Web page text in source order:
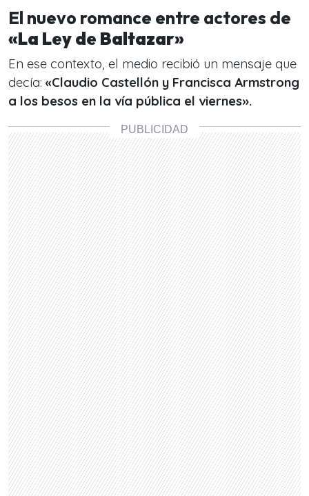
El nuevo romance entre actores de
«La Ley de Baltazar»
En ese contexto, el medio recibió un mensaje que
decía: «Claudio Castellón y Francisca Armstrong
a los besos en la vía pública el viernes».